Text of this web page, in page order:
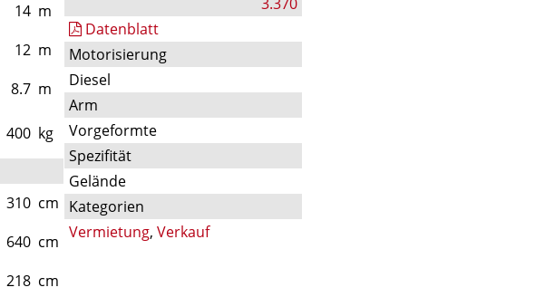
14 m
12 m
8.7 m
400 kg
310 cm
640 cm
218 cm
3.370
Datenblatt
Motorisierung
Diesel
Arm
Vorgeformte
Spezifität
Gelände
Kategorien
Vermietung,Verkauf